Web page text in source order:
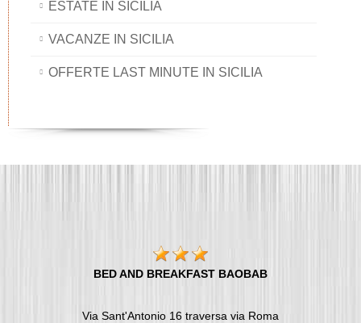
ESTATE IN SICILIA
VACANZE IN SICILIA
OFFERTE LAST MINUTE IN SICILIA
BED AND BREAKFAST BAOBAB
Via Sant'Antonio 16 traversa via Roma